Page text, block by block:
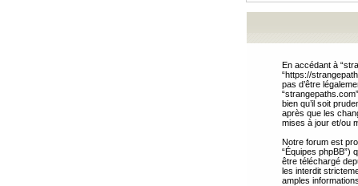
En accédant à
“https://
pas d’être
bien qu’il soit
après que les
mises à jour et/ou
Notre forum est
“Équipes phpBB”)
être téléchargé
les interdit
amples